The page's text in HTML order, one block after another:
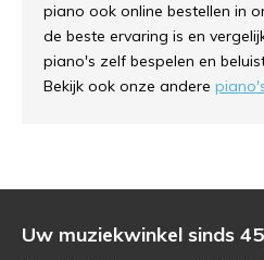
piano ook online bestellen in
de beste ervaring is en
piano's zelf bespelen en
Bekijk ook onze andere
Uw muziekwinkel sinds